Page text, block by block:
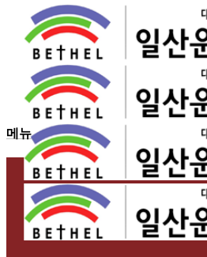
메뉴
2024.08.04
8월 첫째 주 찬양 – 일산